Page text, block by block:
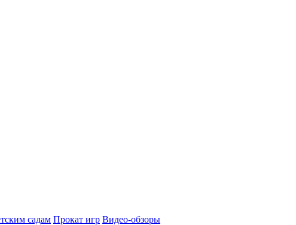
садам Прокат игр Видео-обзоры